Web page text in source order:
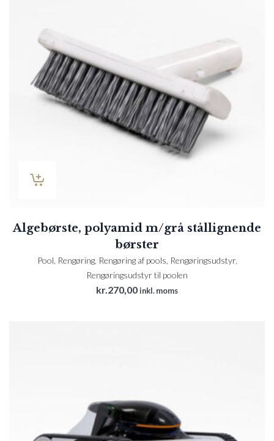
Algebørste, polyamid m/grå stållignende
børster
Pool Rengøring, Rengøring af pools Rengøringsudstyr,
Rengøringsudstyr til poolen
kr.270,00inkl. moms